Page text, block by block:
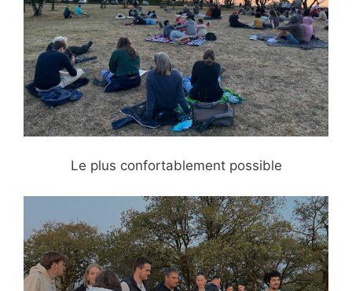
Le plus confortablement possible